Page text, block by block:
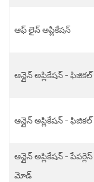
ఆఫ్ లైన్ అప్లికేషన్
ఆన్లైన్ అప్లికేషన్ -
ఆన్లైన్ అప్లికేషన్ -
ఆన్లైన్ అప్లికేషన్ - పేపర్లెస్
మోడ్